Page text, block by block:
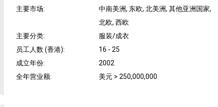
主要市场:
中南美洲, 东欧, 北美洲, 其他亚洲国家,
北欧, 西欧
主要分类:
服装/成衣
员工人数 (香港):
16 - 25
成立年份:
2002
全年营业额: 美元 > 250,000,000